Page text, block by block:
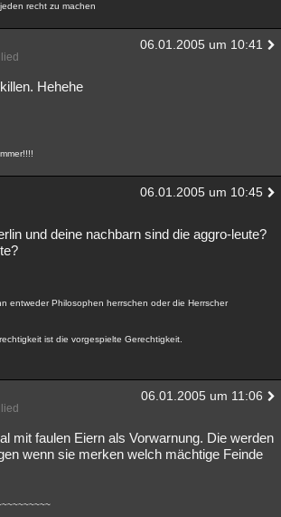
recht zu machen
06.01.2005 um 10:41
Hehehe
06.01.2005 um 10:45
und deine nachbarn sind die aggro-leute?
entweder Philosophen herrschen oder die Herrscher
ist die vorgespielte Gerechtigkeit.
06.01.2005 um 11:06
mit faulen Eiern als Vorwarnung. Die werden
wenn sie merken welch mächtige Feinde